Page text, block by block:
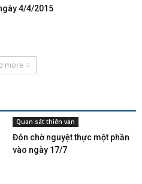
4/4/2015
more
Quan sát thiên văn
Đón chờ nguyệt thực một phần
vào ngày 17/7